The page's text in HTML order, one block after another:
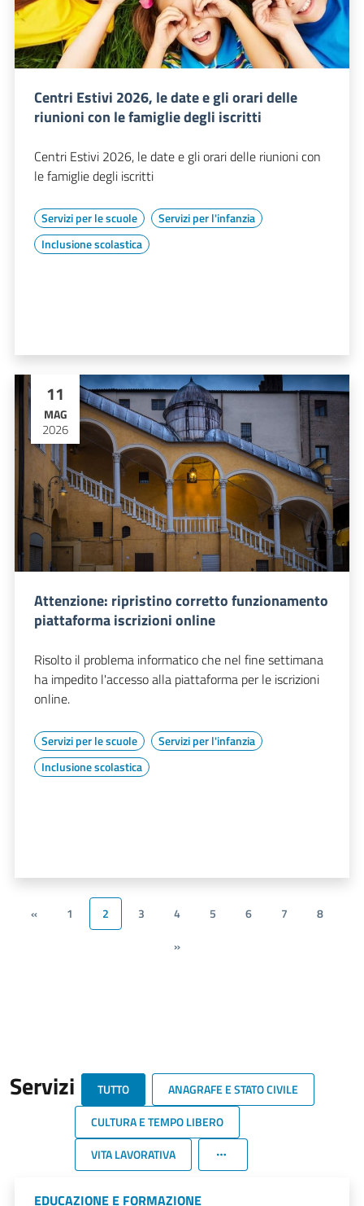
Centri Estivi 2026, le date e gli orari delle
riunioni con le famiglie degli iscritti
Centri Estivi 2026, le date e gli orari delle riunioni con
le famiglie degli iscritti
Servizi per le scuole
Servizi per l'infanzia
Inclusione scolastica
11
MAG
2026
Attenzione: ripristino corretto funzionamento
piattaforma iscrizioni online
Risolto il problema informatico che nel fine settimana
ha impedito l'accesso alla piattaforma per le iscrizioni
online.
Servizi per le scuole
Servizi per l'infanzia
Inclusione scolastica
« 1 2 3 4 5 6 7
8
»
Servizi TUTTO
ANAGRAFE E STATO CIVILE
CULTURA E TEMPO LIBERO
VITA LAVORATIVA
EDUCAZIONE E FORMAZIONE